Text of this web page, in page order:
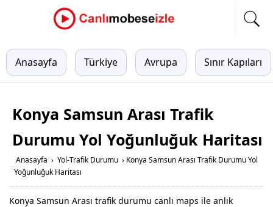
Anasayfa Türkiye Avrupa Sınır Kapıları
Konya Samsun Arası Trafik
Durumu Yol Yoğunluğuk Haritası
Anasayfa › Yol-Trafik Durumu › Konya Samsun Arası Trafik Durumu Yol
Yoğunluğuk Haritası
Konya Samsun Arası trafik durumu canlı maps ile anlık